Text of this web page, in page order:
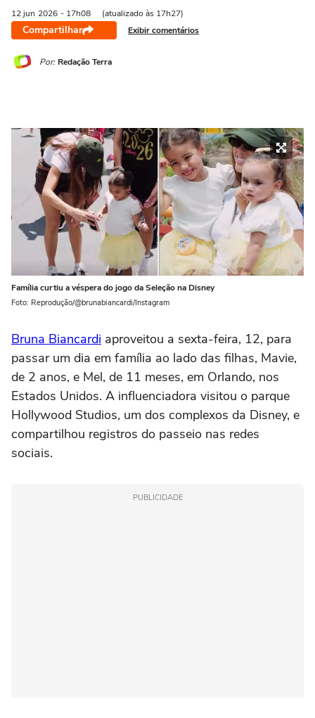
12 jun 2026 - 17h08 (atualizado às 17h27)
Compartilhar Exibir comentários
Por: Redação Terra
Família curtiu a véspera do jogo da Seleção na Disney
Foto: Reprodução/@brunabiancardi/Instagram
Bruna Biancardi aproveitou a sexta-feira, 12, para
passar um dia em família ao lado das filhas, Mavie,
de 2 anos, e Mel, de 11 meses, em Orlando, nos
Estados Unidos. A influenciadora visitou o parque
Hollywood Studios, um dos complexos da Disney, e
compartilhou registros do passeio nas redes
sociais.
PUBLICIDADE